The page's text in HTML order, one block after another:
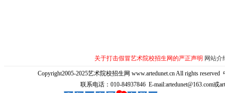
关于打击假冒艺术院校招生网的严正声明 网站介
Copyright2005-2025艺术院校招生网 www.artedunet.cn All rights reserved
联系电话：010-84937846 E-mail:artedunet@163.com或